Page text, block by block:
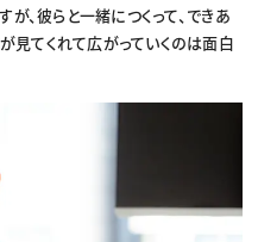
、彼らと一緒につくって、できあ
見てくれて広がっていくのは面白